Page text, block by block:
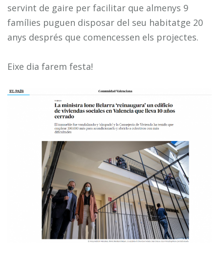
servint de gaire per facilitar que almenys 9
famílies puguen disposar del seu habitatge 20
anys després que comencessen els projectes.
Eixe dia farem festa!